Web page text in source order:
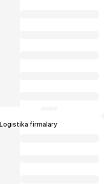
Logistika firmalary